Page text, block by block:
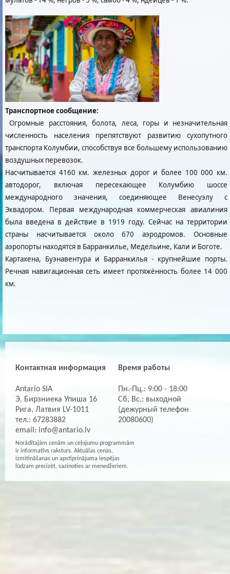
Транспортное сообщение:
Огромные расстояния, болота, леса, горы и незначительная
численность населения препятствуют развитию сухопутного
транспорта Колумбии, способствуя все большему использованию
воздушных перевозок.
Насчитывается 4160 км. железных дорог и более 100 000 км.
автодорог, включая пересекающее Колумбию шоссе
международного значения, соединяющее Венесуэлу с
Эквадором. Первая международная коммерческая авиалиния
была введена в действие в 1919 году. Сейчас на территории
страны насчитывается около 670 аэродромов. Основные
аэропорты находятся в Барранкилье, Медельине, Кали и Боготе.
Картахена, Буэнавентура и Барранкилья - крупнейшие порты.
Речная навигационная сеть имеет протяжённость более 14 000
км.
Контактная информация
Antario SIA
Э. Бирзниека Упиша 16
Рига, Латвия LV-1011
тел.: 67283882
email: info@antario.lv
Время работы
Пн.-Пц.: 9:00 - 18:00
Сб, Вс.: выходной
(дежурный телефон
20080600)
Norādītajām cenām un ceļojumu programmām
ir informatīvs raksturs. Aktuālas cenas,
izmitināšanas un apstiprinājuma iespējas
lūdzam precizēt, sazinoties ar menedžeriem.